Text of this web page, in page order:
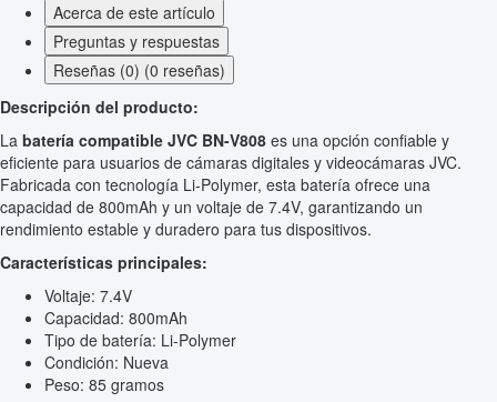
Acerca de este artículo
Preguntas y respuestas
Reseñas (0) (0 reseñas)
Descripción del producto:
La batería compatible JVC BN-V808 es una opción confiable y
eficiente para usuarios de cámaras digitales y videocámaras JVC.
Fabricada con tecnología Li-Polymer, esta batería ofrece una
capacidad de 800mAh y un voltaje de 7.4V, garantizando un
rendimiento estable y duradero para tus dispositivos.
Características principales:
Voltaje: 7.4V
Capacidad: 800mAh
Tipo de batería: Li-Polymer
Condición: Nueva
Peso: 85 gramos